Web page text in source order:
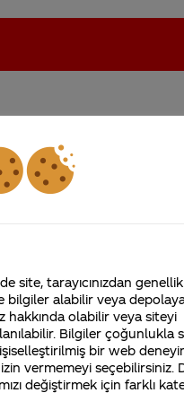
Cola’yı kim buldu?
belgesi
adresine
Coca-Cola Şirketi
merak ettikleriniz.
Fabrikalarımız,
sertifikalarımız, faaliyet
gösterdiğimiz ülkeler,
tarihçemiz ve daha
site, tarayıcınızdan
bilgiler alabilir veya
hakkında olabilir veya siteyi
Bilgiler çoğunlukla
bir web
vermemeyi seçebilirsiniz.
değiştirmek için farklı